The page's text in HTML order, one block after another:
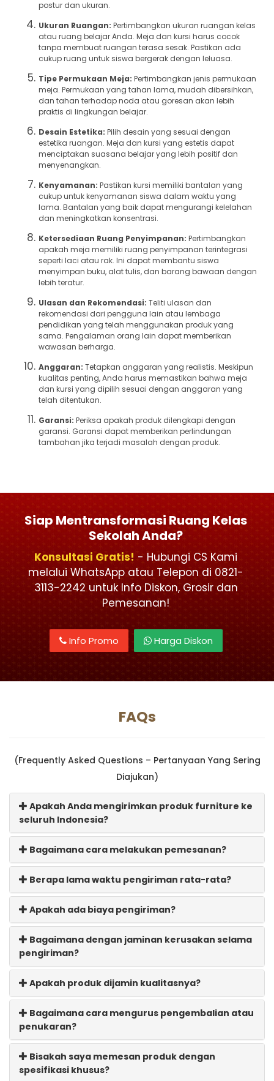
postur dan ukuran.
Ukuran Ruangan: Pertimbangkan ukuran ruangan kelas
atau ruang belajar Anda. Meja dan kursi harus cocok
tanpa membuat ruangan terasa sesak. Pastikan ada
cukup ruang untuk siswa bergerak dengan leluasa.
Tipe Permukaan Meja: Pertimbangkan jenis permukaan
meja. Permukaan yang tahan lama, mudah dibersihkan,
dan tahan terhadap noda atau goresan akan lebih
praktis di lingkungan belajar.
Desain Estetika: Pilih desain yang sesuai dengan
estetika ruangan. Meja dan kursi yang estetis dapat
menciptakan suasana belajar yang lebih positif dan
menyenangkan.
Kenyamanan: Pastikan kursi memiliki bantalan yang
cukup untuk kenyamanan siswa dalam waktu yang
lama. Bantalan yang baik dapat mengurangi kelelahan
dan meningkatkan konsentrasi.
Ketersediaan Ruang Penyimpanan: Pertimbangkan
apakah meja memiliki ruang penyimpanan terintegrasi
seperti laci atau rak. Ini dapat membantu siswa
menyimpan buku, alat tulis, dan barang bawaan dengan
lebih teratur.
Ulasan dan Rekomendasi: Teliti ulasan dan
rekomendasi dari pengguna lain atau lembaga
pendidikan yang telah menggunakan produk yang
sama. Pengalaman orang lain dapat memberikan
wawasan berharga.
Anggaran: Tetapkan anggaran yang realistis. Meskipun
kualitas penting, Anda harus memastikan bahwa meja
dan kursi yang dipilih sesuai dengan anggaran yang
telah ditentukan.
Garansi: Periksa apakah produk dilengkapi dengan
garansi. Garansi dapat memberikan perlindungan
tambahan jika terjadi masalah dengan produk.
Siap Mentransformasi Ruang Kelas
Sekolah Anda?
Konsultasi Gratis! - Hubungi CS Kami
melalui WhatsApp atau Telepon di 0821-
3113-2242 untuk Info Diskon, Grosir dan
Pemesanan!
Info Promo Harga Diskon
FAQs
(Frequently Asked Questions – Pertanyaan Yang Sering
Diajukan)
Apakah Anda mengirimkan produk furniture ke
seluruh Indonesia?
Bagaimana cara melakukan pemesanan?
Berapa lama waktu pengiriman rata-rata?
Apakah ada biaya pengiriman?
Bagaimana dengan jaminan kerusakan selama
pengiriman?
Apakah produk dijamin kualitasnya?
Bagaimana cara mengurus pengembalian atau
penukaran?
Bisakah saya memesan produk dengan
spesifikasi khusus?